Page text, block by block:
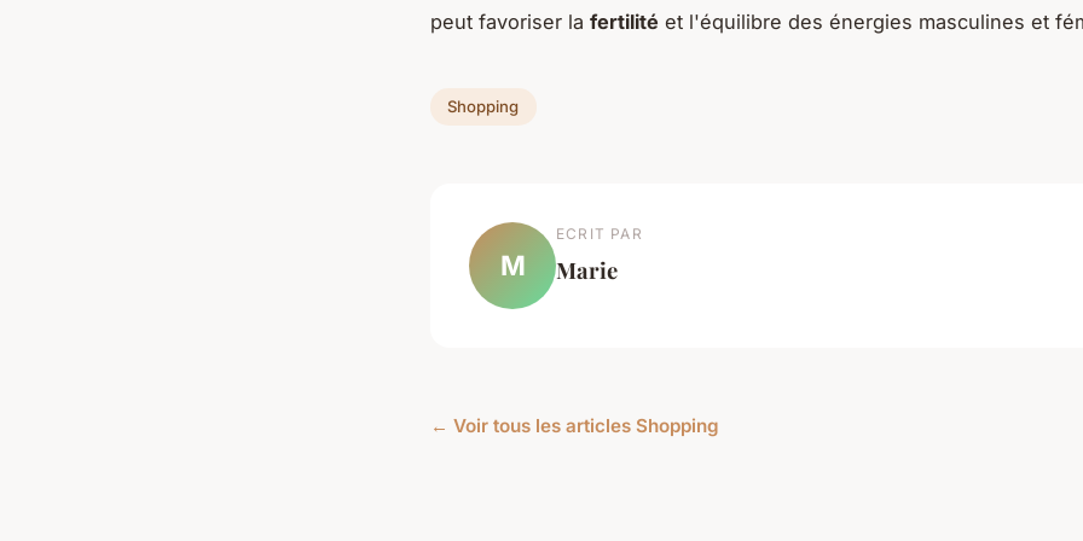
peut favoriser la fertilité et l'équilibre des énergies masculines et
Shopping
M
ECRIT PAR
Marie
← Voir tous les articles Shopping